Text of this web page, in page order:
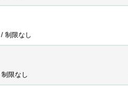
/ 制限なし
制限なし